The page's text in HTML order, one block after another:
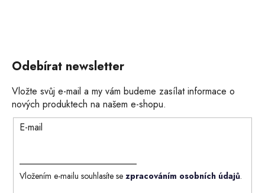
Odebírat newsletter
Vložte svůj e-mail a my vám budeme zasílat informace o
nových produktech na našem e-shopu.
E-mail
Vložením e-mailu souhlasíte se zpracováním osobních údajů.